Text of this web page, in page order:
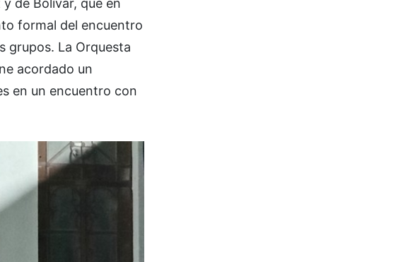
formal del encuentro
grupos. La Orquesta
acordado un
en un encuentro con